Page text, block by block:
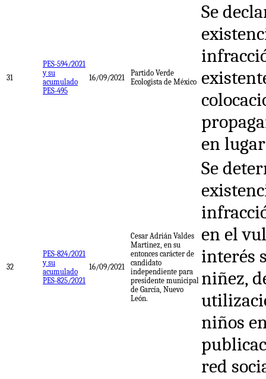
31
PES-594/2021
y su
acumulado
PES-495
16/09/2021
Partido Verde
Ecologista de México
Se
en
32
PES-824/2021
y su
acumulado
PES-825/2021
16/09/2021
Cesar Adrián Valdes
Martinez, en su
entonces carácter de
candidato
independiente para
presidente municipal
de García, Nuevo
León.
Se
en el
interés
niñez,
niños
red